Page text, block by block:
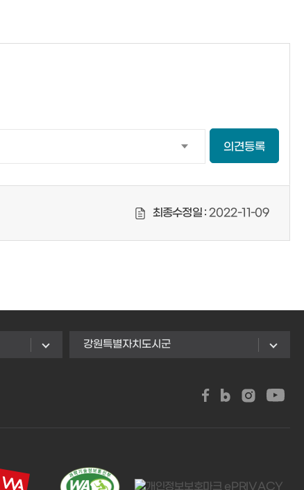
의견등록
최종수정일 : 2022-11-09
강원특별자치도시군